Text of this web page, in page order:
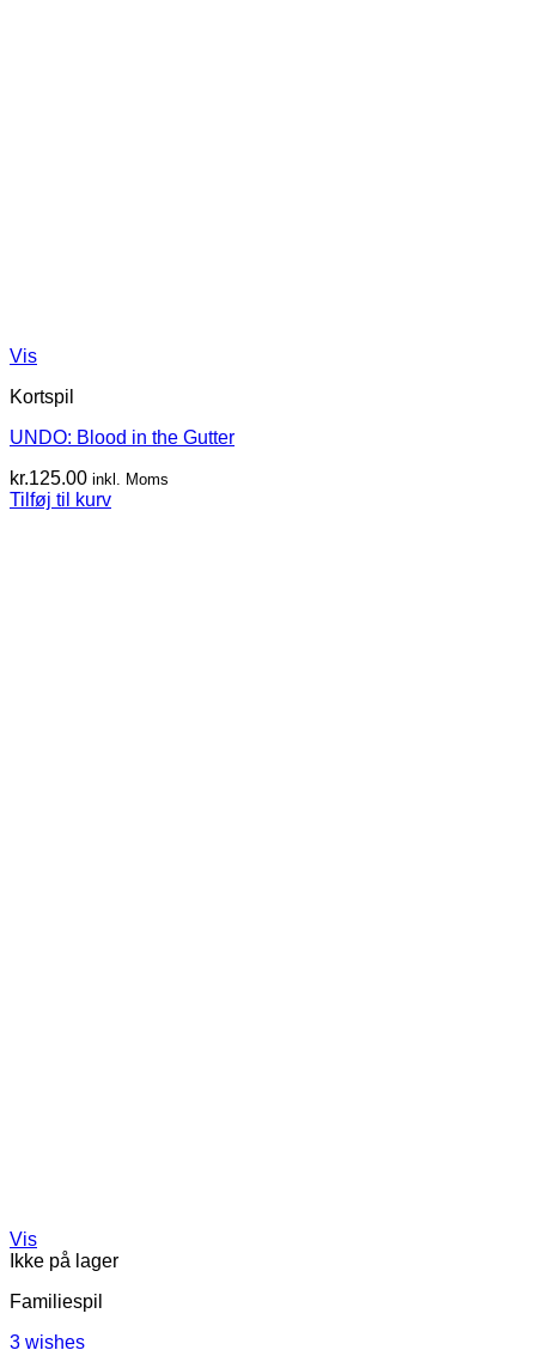
Vis
Kortspil
UNDO: Blood in the Gutter
kr.125.00 inkl. Moms
Tilføj til kurv
Vis
Ikke på lager
Familiespil
3 wishes